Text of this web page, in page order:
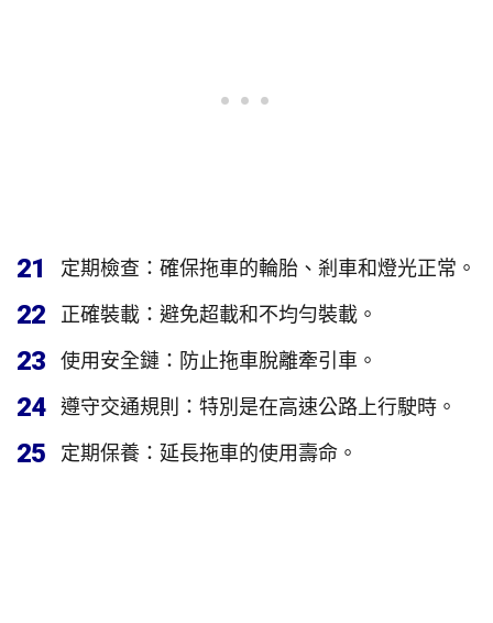
21 定期檢查：確保拖車的輪胎、剎車和燈光正常。
22 正確裝載：避免超載和不均勻裝載。
23 使用安全鏈：防止拖車脫離牽引車。
24 遵守交通規則：特別是在高速公路上行駛時。
25 定期保養：延長拖車的使用壽命。